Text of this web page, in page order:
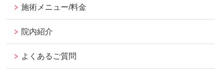
施術メニュー/料金
院内紹介
よくあるご質問